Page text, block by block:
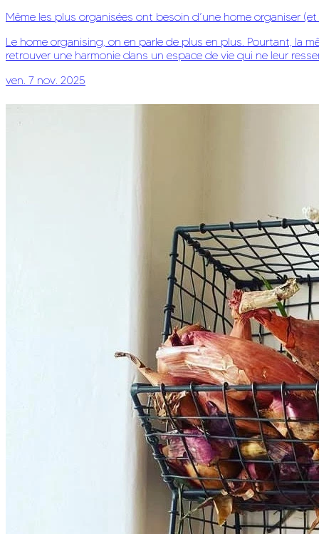
Même les plus organisées ont besoin d’une home organiser
Le home organising, on en parle de plus en plus. Pourtant, la
retrouver une harmonie dans un espace de vie qui ne leur
ven. 7 nov. 2025